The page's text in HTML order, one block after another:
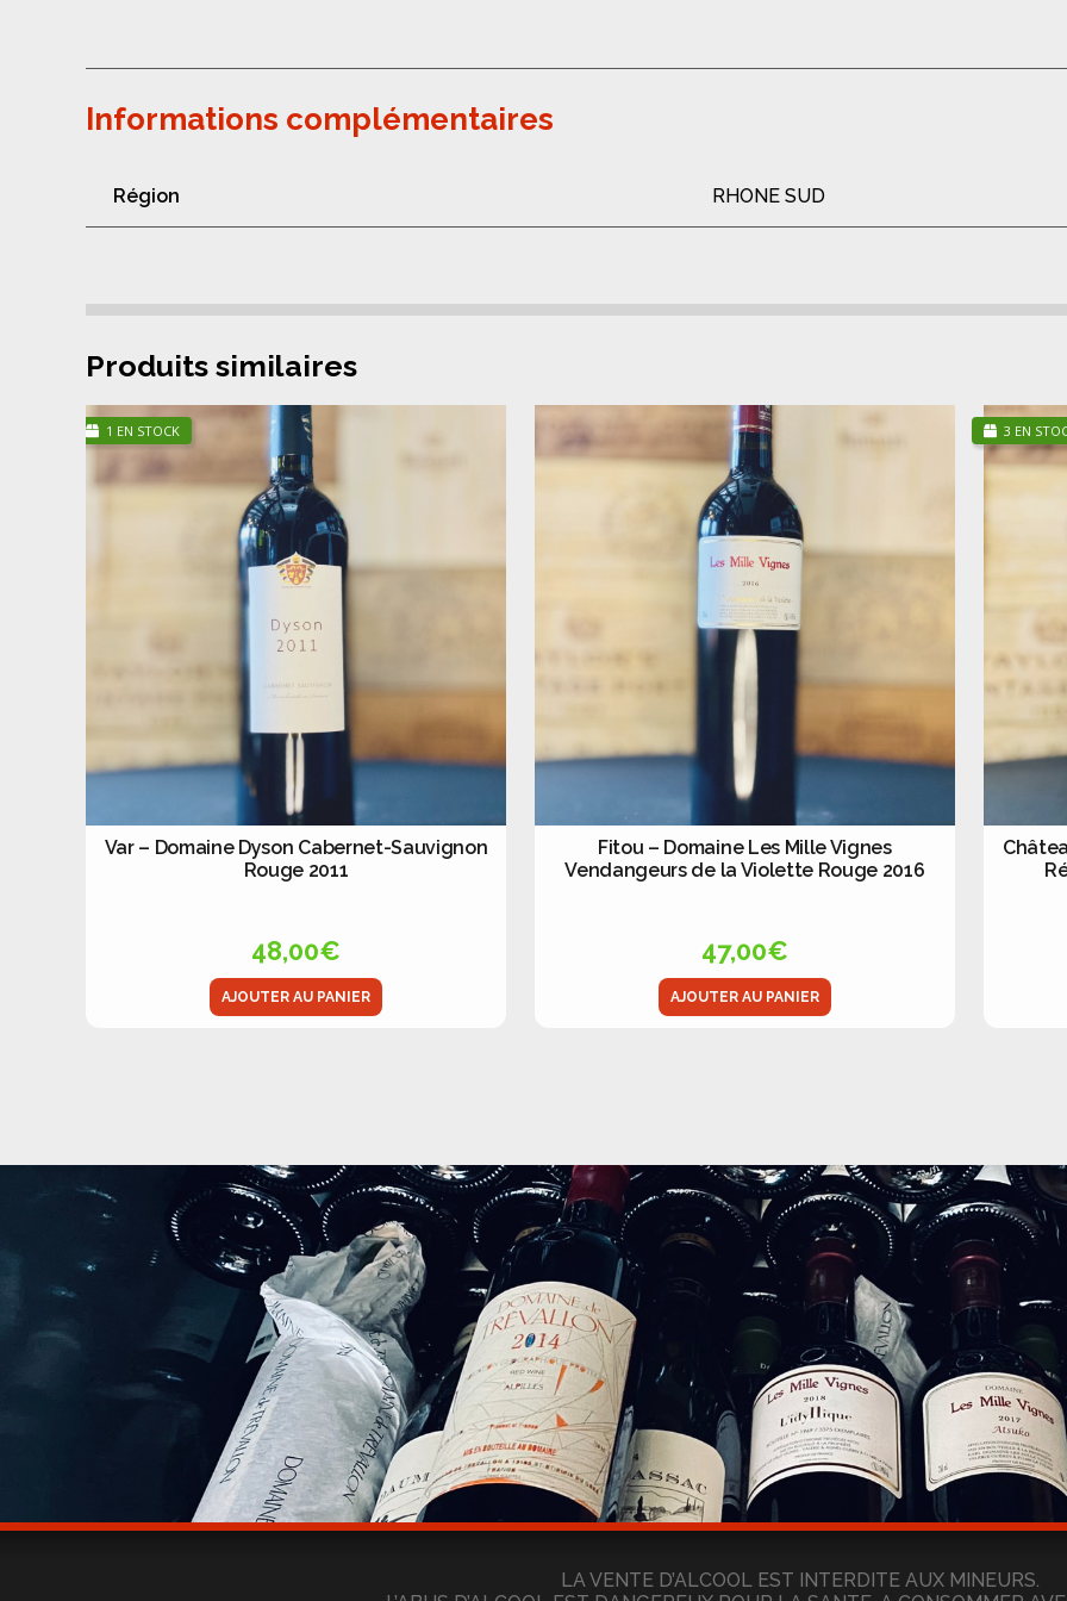
Informations complémentaires
Région RHONE SUD
Produits similaires
Var – Domaine Dyson Cabernet-Sauvignon
Rouge 2011
48,00€
AJOUTER AU PANIER
1 EN STOCK
Fitou – Domaine Les Mille Vignes
Vendangeurs de la Violette Rouge 2016
47,00€
AJOUTER AU PANIER
3 EN
LA VENTE D’ALCOOL EST INTERDITE AUX MINEURS.